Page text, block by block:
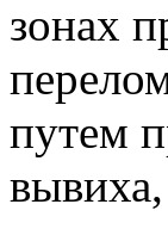
зонах
путем